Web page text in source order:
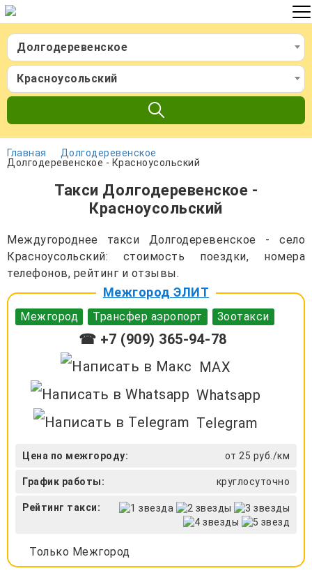
Долгодеревенское
Красноусольский
Главная
Долгодеревенское
Долгодеревенское - Красноусольский
Такси Долгодеревенское -
Красноусольский
Междугороднее такси Долгодеревенское - село
Красноусольский: стоимость поездки, номера
телефонов, рейтинг и отзывы.
Межгород ЭЛИТ
Межгород Трансфер аэропорт Зоотакси
☎ +7 (909) 365-94-78
MAX
Whatsapp
Telegram
Цена по межгороду: от 25 руб./км
График работы: круглосуточно
Рейтинг такси:
Только Межгород